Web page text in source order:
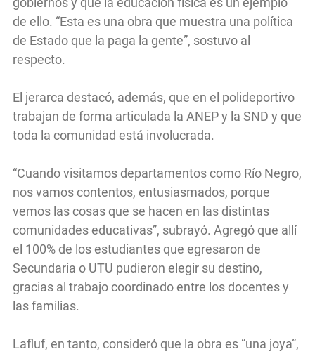
de ello. “Esta es una obra que muestra una política
de Estado que la paga la gente”, sostuvo al
respecto.
El jerarca destacó, además, que en el polideportivo
trabajan de forma articulada la ANEP y la SND y que
toda la comunidad está involucrada.
“Cuando visitamos departamentos como Río Negro,
nos vamos contentos, entusiasmados, porque
vemos las cosas que se hacen en las distintas
comunidades educativas”, subrayó. Agregó que allí
el 100% de los estudiantes que egresaron de
Secundaria o UTU pudieron elegir su destino,
gracias al trabajo coordinado entre los docentes y
las familias.
Lafluf, en tanto, consideró que la obra es “una joya”,